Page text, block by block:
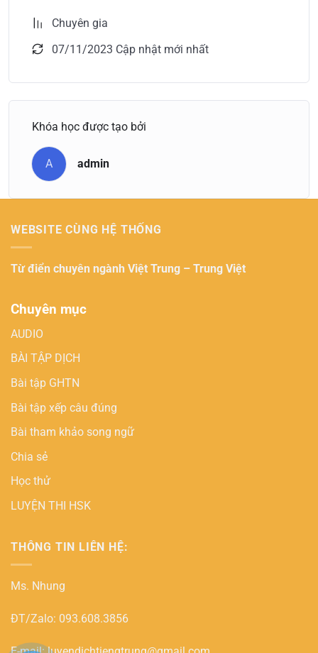
Chuyên gia
07/11/2023 Cập nhật mới nhất
Khóa học được tạo bởi
A admin
WEBSITE CÙNG HỆ THỐNG
Từ điển chuyên ngành Việt Trung – Trung Việt
Chuyên mục
AUDIO
BÀI TẬP DỊCH
Bài tập GHTN
Bài tập xếp câu đúng
Bài tham khảo song ngữ
Chia sẻ
Học thử
LUYỆN THI HSK
THÔNG TIN LIÊN HỆ:
Ms. Nhung
ĐT/Zalo: 093.608.3856